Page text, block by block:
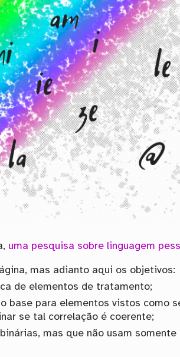
uma pesquisa sobre linguagem
mas adianto aqui os objetivos:
de elementos de tratamento;
para elementos vistos como
se tal correlação é coerente;
mas que não usam